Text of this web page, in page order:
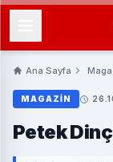
Ana Sayfa
MAGAZIN
Petek